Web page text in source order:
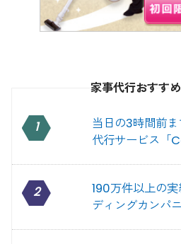
家事代行おすす
1
当日の3時間前
代行サービス「
2
190万件以上の
ディングカンパ